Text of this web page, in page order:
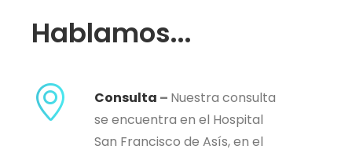
Hablamos...
Consulta – Nuestra consulta
se encuentra en el Hospital
San Francisco de Asís, en el